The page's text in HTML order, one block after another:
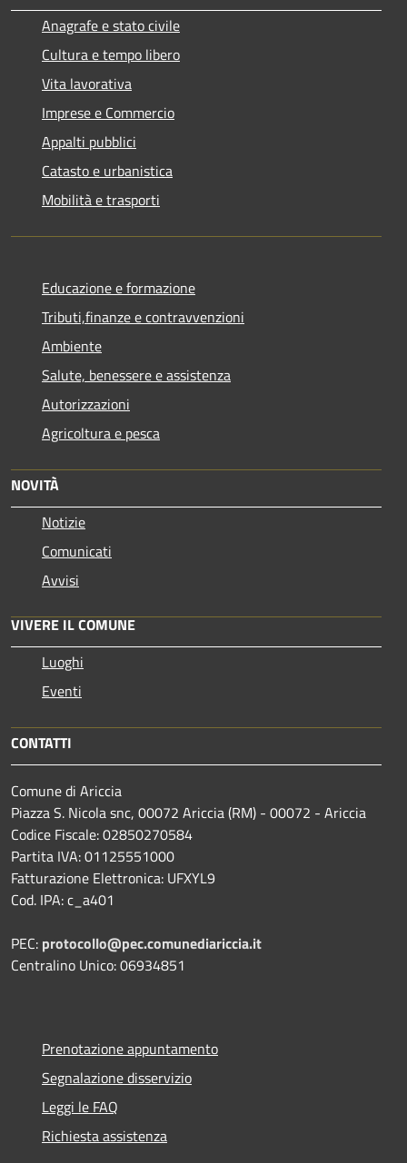
Anagrafe e stato civile
Cultura e tempo libero
Vita lavorativa
Imprese e Commercio
Appalti pubblici
Catasto e urbanistica
Mobilità e trasporti
Educazione e formazione
Tributi,finanze e contravvenzioni
Ambiente
Salute, benessere e assistenza
Autorizzazioni
Agricoltura e pesca
NOVITÀ
Notizie
Comunicati
Avvisi
VIVERE IL COMUNE
Luoghi
Eventi
CONTATTI
Comune di Ariccia
Piazza S. Nicola snc, 00072 Ariccia (RM) - 00072 - Ariccia
Codice Fiscale: 02850270584
Partita IVA: 01125551000
Fatturazione Elettronica: UFXYL9
Cod. IPA: c_a401
PEC: protocollo@pec.comunediariccia.it
Centralino Unico: 06934851
Prenotazione appuntamento
Segnalazione disservizio
Leggi le FAQ
Richiesta assistenza